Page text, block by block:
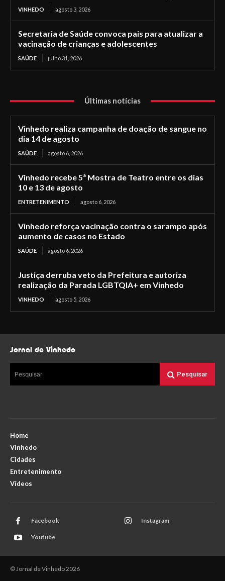
VINHEDO agosto 3, 2026
Secretaria de Saúde convoca pais para atualizar a
vacinação de crianças e adolescentes
SAÚDE julho 31, 2026
Últimas notícias
Vinhedo realiza campanha de doação de sangue no
dia 14 de agosto
SAÚDE agosto 6, 2026
Vinhedo recebe 5ª Mostra de Teatro entre os dias
10 e 13 de agosto
ENTRETENIMENTO agosto 6, 2026
Vinhedo reforça vacinação contra o sarampo após
aumento de casos no Estado
SAÚDE agosto 6, 2026
Justiça derruba veto da Prefeitura e autoriza
realização da Parada LGBTQIA+ em Vinhedo
VINHEDO agosto 5, 2026
Jornal de Vinhedo
Pesquisar Pesquisar
Home
Vinhedo
Cidades
Entretenimento
Vídeos
Facebook Instagram
Youtube
© Jornal de Vinhedo 2026